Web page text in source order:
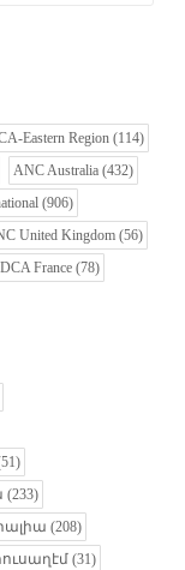
Eastern Region (114)
ANC Australia (432)
(906)
United Kingdom (56)
France (78)
(233)
(208)
(31)